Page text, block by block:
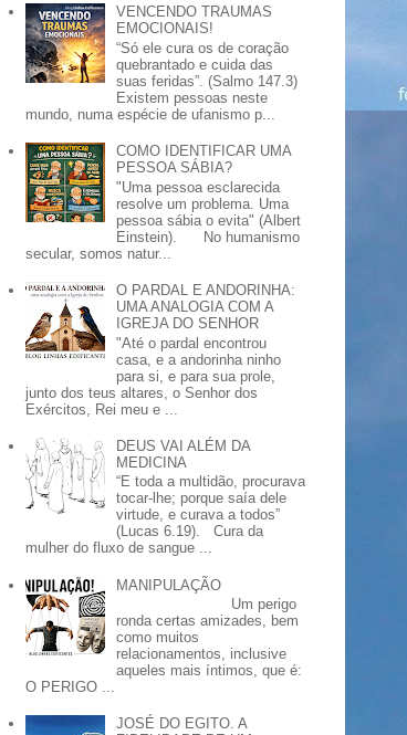
VENCENDO TRAUMAS
EMOCIONAIS!
“Só ele cura os de coração
quebrantado e cuida das
suas feridas”. (Salmo 147.3)
Existem pessoas neste
mundo, numa espécie de ufanismo p...
COMO IDENTIFICAR UMA
PESSOA SÁBIA?
"Uma pessoa esclarecida
resolve um problema. Uma
pessoa sábia o evita" (Albert
Einstein). No humanismo
secular, somos natur...
O PARDAL E ANDORINHA:
UMA ANALOGIA COM A
IGREJA DO SENHOR
"Até o pardal encontrou
casa, e a andorinha ninho
para si, e para sua prole,
junto dos teus altares, o Senhor dos
Exércitos, Rei meu e ...
DEUS VAI ALÉM DA
MEDICINA
“E toda a multidão, procurava
tocar-lhe; porque saía dele
virtude, e curava a todos”
(Lucas 6.19). Cura da
mulher do fluxo de sangue ...
MANIPULAÇÃO
Um perigo
ronda certas amizades, bem
como muitos
relacionamentos, inclusive
aqueles mais íntimos, que é:
O PERIGO ...
JOSÉ DO EGITO. A